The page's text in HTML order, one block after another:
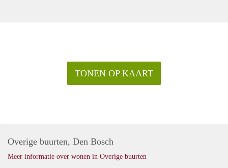
TONEN OP KAART
Overige buurten, Den Bosch
Meer informatie over wonen in Overige buurten